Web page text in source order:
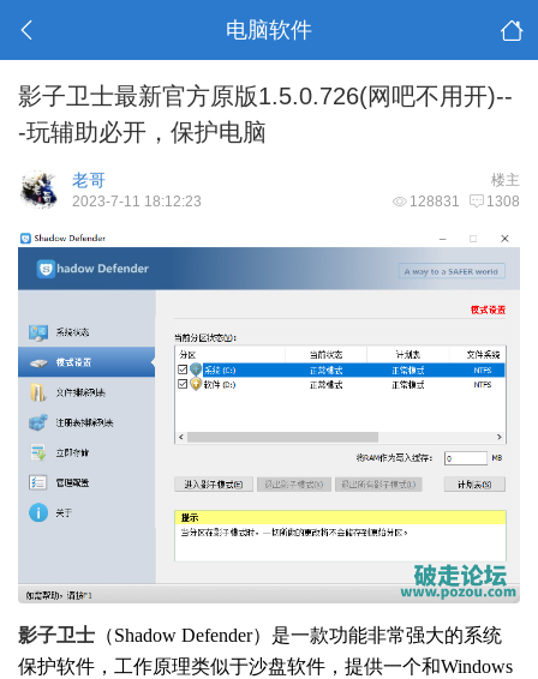
电脑软件
影子卫士最新官方原版1.5.0.726(网吧不用开)--
-玩辅助必开，保护电脑
楼主
老哥
128831 1308
2023-7-11 18:12:23
影子卫士 （Shadow Defender）是一款功能非常强大的系统
保护软件，工作原理类似于沙盘软件，提供一个和Windows